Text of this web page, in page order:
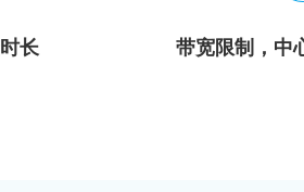
长 带宽限制，中